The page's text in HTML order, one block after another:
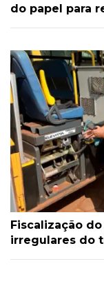
do papel para
Fiscalização
irregulares do